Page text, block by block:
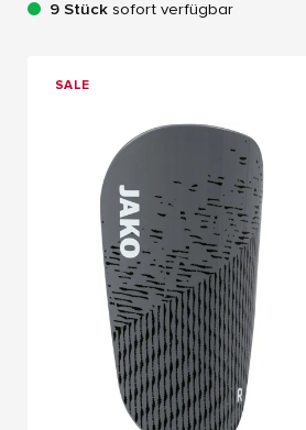
9 Stück sofort verfügbar
SALE